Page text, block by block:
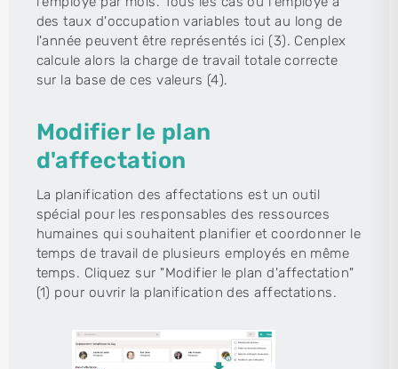
des taux d'occupation variables tout au long de
l'année peuvent être représentés ici (3). Cenplex
calcule alors la charge de travail totale correcte
sur la base de ces valeurs (4).
Modifier le plan
d'affectation
La planification des affectations est un outil
spécial pour les responsables des ressources
humaines qui souhaitent planifier et coordonner le
temps de travail de plusieurs employés en même
temps. Cliquez sur "Modifier le plan d'affectation"
(1) pour ouvrir la planification des affectations.